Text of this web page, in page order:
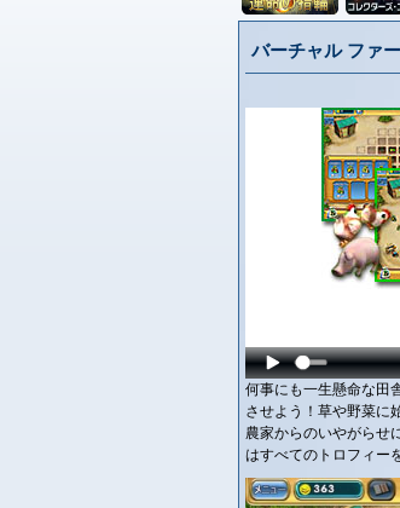
バーチャル ファ
何事にも一生懸命な田
させよう！草や野菜に
農家からのいやがらせ
はすべてのトロフィー